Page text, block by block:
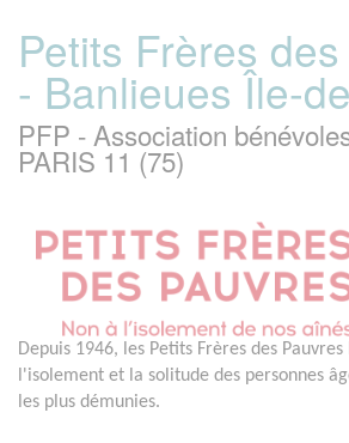
Petits Frères
- Banlieues Île-
PFP - Association
PARIS 11 (75)
Depuis 1946, les Petits Frères des
l'isolement et la solitude des personnes
les plus démunies.